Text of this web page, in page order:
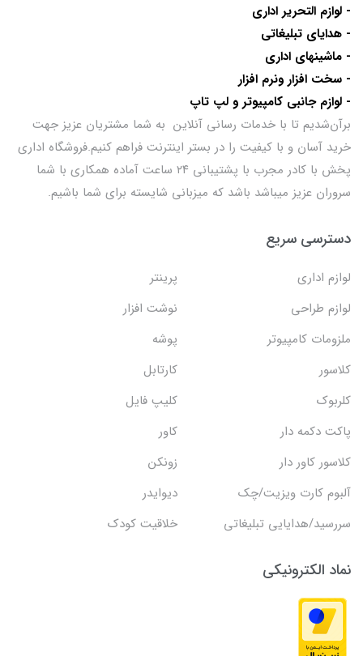
- لوازم التحریر اداری
- هدایای تبلیغاتی
- ماشینهای اداری
- سخت افزار ونرم افزار
- لوازم جانبی کامپیوتر و لپ تاپ
برآن‌شدیم تا با خدمات رسانی آنلاین به شما مشتریان عزیز جهت
خرید آسان و با کیفیت را در بستر اینترنت فراهم کنیم.فروشگاه اداری
پخش با کادر مجرب با پشتیبانی ۲۴ ساعت آماده همکاری با شما
سروران عزیز میباشد باشد که میزبانی شایسته برای شما باشیم.
دسترسی سریع
لوازم اداری
پرینتر
لوازم طراحی
نوشت افزار
ملزومات کامپیوتر
پوشه
کلاسور
کارتابل
کلربوک
کلیپ فایل
پاکت دکمه دار
کاور
کلاسور کاور دار
زونکن
آلبوم کارت ویزیت/چک
دیوایدر
سررسید/هدایایی تبلیغاتی
خلاقیت کودک
نماد الکترونیکی